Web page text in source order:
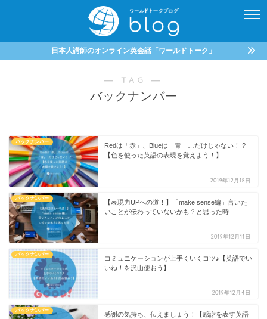
日本人講師のオンライン英会話「ワールドトーク」
― TAG ―
バックナンバー
バックナンバー
Redは「赤」、Blueは「青」…だけじゃない！ ?
【色を使った英語の表現を覚えよう！】
2019年12月18日
バックナンバー
【表現力UPへの道！】「make sense編」言いた
いことが伝わっていないかも？と思った時
2019年12月11日
バックナンバー
コミュニケーションが上手くいくコツ♪【英語でい
いね！を沢山使おう】
2019年12月4日
バックナンバー
感謝の気持ち、伝えましょう！【感謝を表す英語